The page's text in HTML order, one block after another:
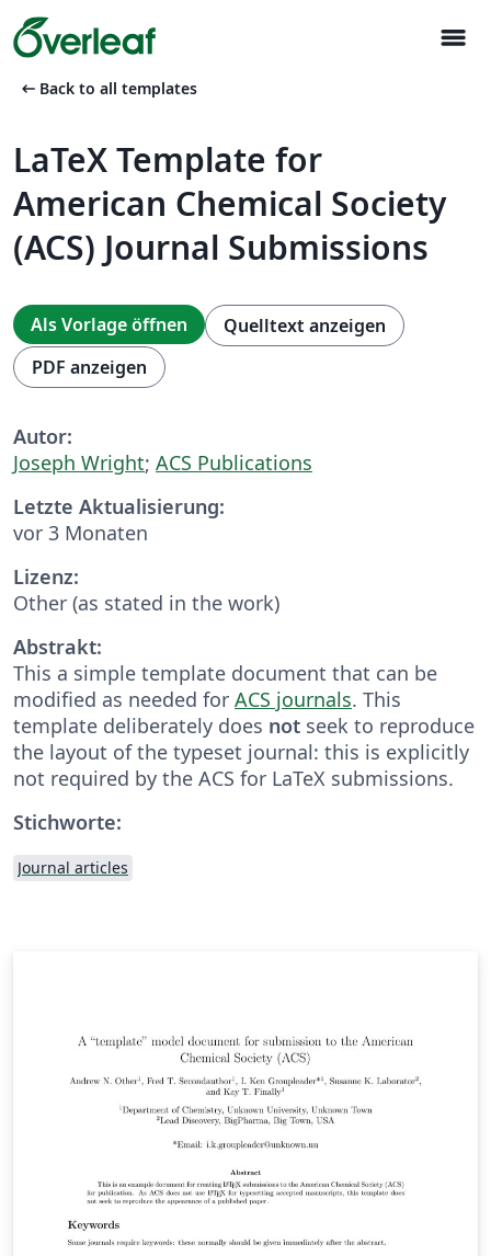
menu
arrow_left_alt Back to all templates
LaTeX Template for
American Chemical Society
(ACS) Journal Submissions
Als Vorlage öffnen
Quelltext anzeigen
PDF anzeigen
Autor:
Joseph Wright; ACS Publications
Letzte Aktualisierung:
vor 3 Monaten
Lizenz:
Other (as stated in the work)
Abstrakt:
This a simple template document that can be
modified as needed for ACS journals. This
template deliberately does not seek to reproduce
the layout of the typeset journal: this is explicitly
not required by the ACS for LaTeX submissions.
Stichworte:
Journal articles